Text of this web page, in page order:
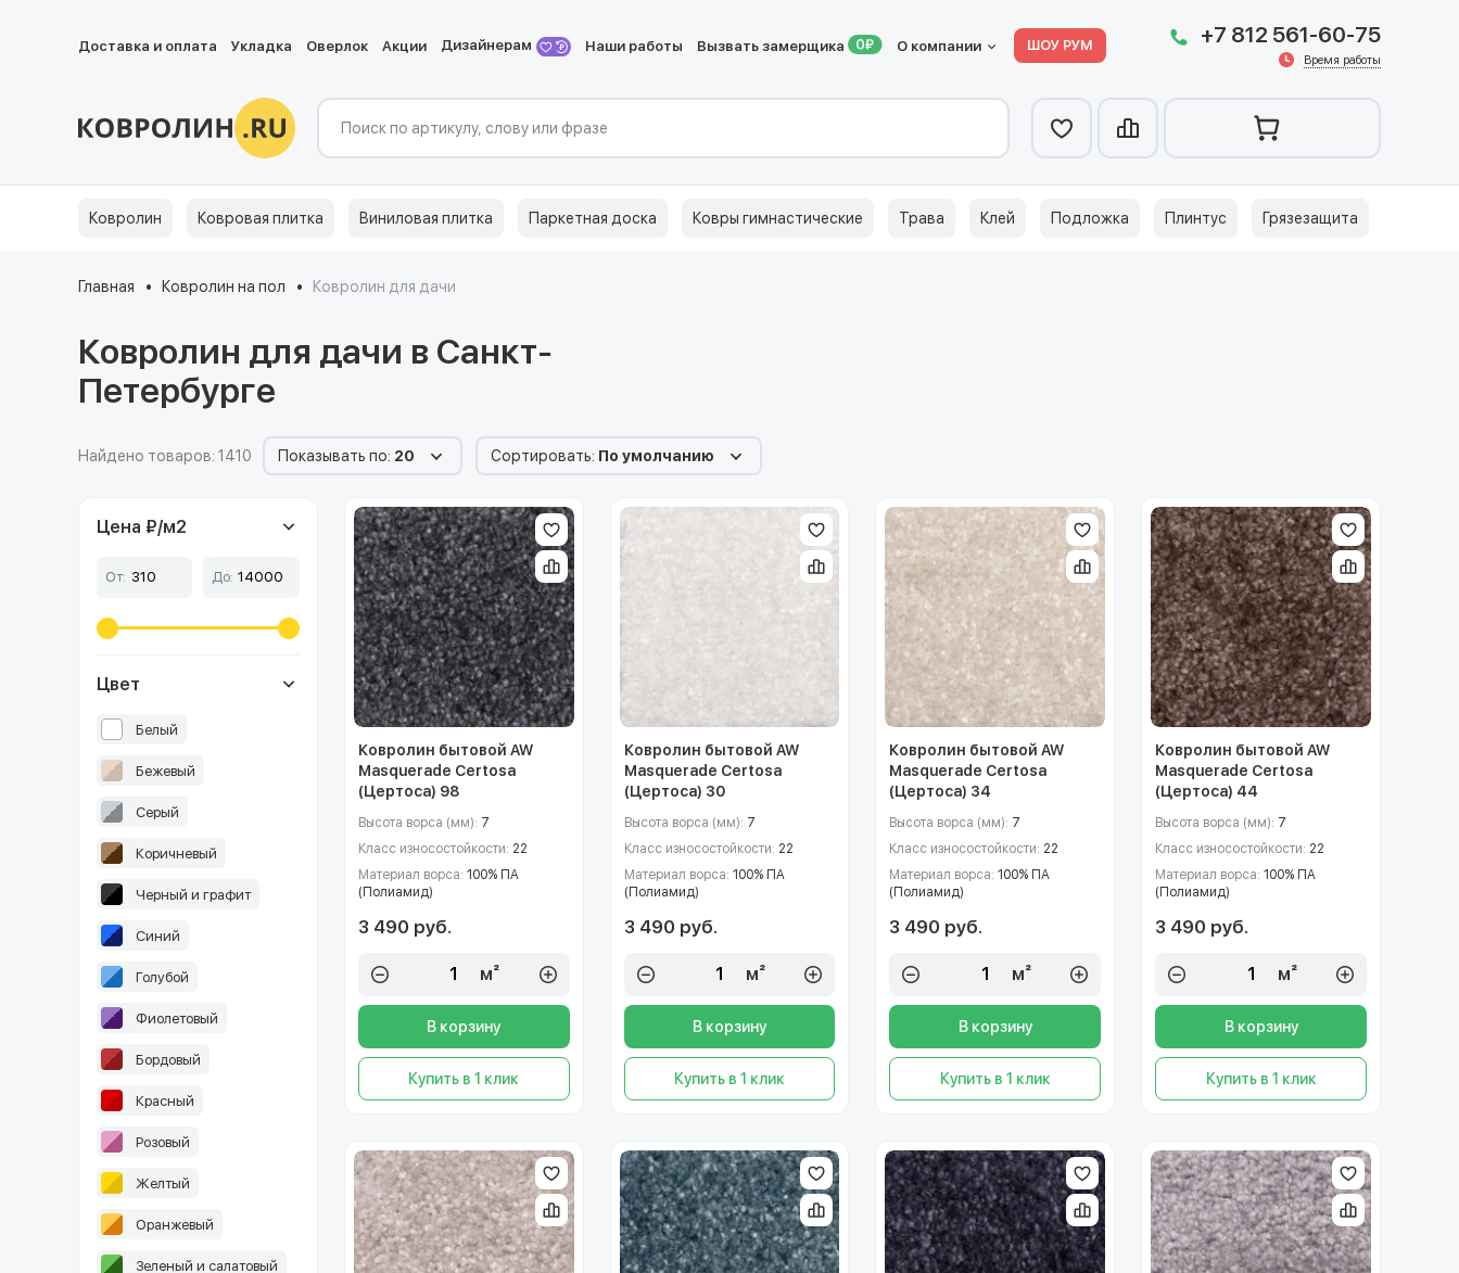
Доставка и оплата Укладка Оверлок Акции Дизайнерам Наши работы Вызвать замерщика О компании ШОУ РУМ +7 812 561-60-75
Время работы
Ковролин Ковровая плитка Виниловая плитка Паркетная доска Ковры гимнастические Трава Клей Подложка Плинтус Грязезащита
Главная Ковролин на пол Ковролин для дачи
Ковролин для дачи в Санкт-
Петербурге
Найдено товаров: 1410 Показывать по: 20 Сортировать: По умолчанию
Цена ₽/м2
От: До:
Цвет
Белый
Бежевый
Серый
Коричневый
Черный и графит
Синий
Голубой
Фиолетовый
Бордовый
Красный
Розовый
Желтый
Оранжевый
Зеленый и салатовый
Ковролин бытовой AW
Masquerade Certosa
(Цертоса) 98
Высота ворса (мм): 7
Класс износостойкости: 22
Материал ворса: 100% ПА
(Полиамид)
3 490 руб.
м²
В корзину
Купить в 1 клик
Ковролин бытовой AW
Masquerade Certosa
(Цертоса) 30
Высота ворса (мм): 7
Класс износостойкости: 22
Материал ворса: 100% ПА
(Полиамид)
3 490 руб.
м²
В корзину
Купить в 1 клик
Ковролин бытовой AW
Masquerade Certosa
(Цертоса) 34
Высота ворса (мм): 7
Класс износостойкости: 22
Материал ворса:100% ПА
(Полиамид)
3 490 руб.
м²
В корзину
Купить в 1 клик
Ковролин бытовой AW
Masquerade Certosa
(Цертоса) 44
Высота ворса (мм): 7
Класс износостойкости: 22
Материал ворса:100% ПА
(Полиамид)
3 490 руб.
м²
В корзину
Купить в 1 клик